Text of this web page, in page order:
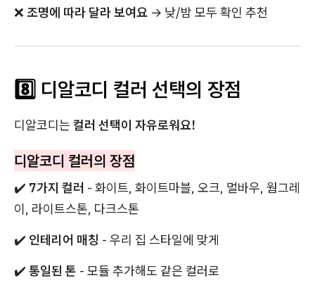
❌ 조명에 따라 달라 보여요 → 낮/밤 모두 확인 추천
8️⃣ 디알코디 컬러 선택의 장점
디알코디는 컬러 선택이 자유로워요!
디알코디 컬러의 장점
✔️ 7가지 컬러 - 화이트, 화이트마블, 오크, 멀바우, 웜그레
이, 라이트스톤, 다크스톤
✔️ 인테리어 매칭 - 우리 집 스타일에 맞게
✔️ 통일된 톤 - 모듈 추가해도 같은 컬러로